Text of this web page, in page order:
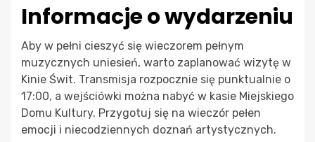
Informacje o wydarzeniu
Aby w pełni cieszyć się wieczorem pełnym
muzycznych uniesień, warto zaplanować wizytę w
Kinie Świt. Transmisja rozpocznie się punktualnie o
17:00, a wejściówki można nabyć w kasie Miejskiego
Domu Kultury. Przygotuj się na wieczór pełen
emocji i niecodziennych doznań artystycznych.